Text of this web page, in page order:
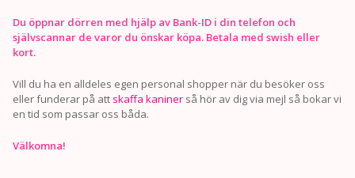
Du öppnar dörren med hjälp av Bank-ID i din telefon och
självscannar de varor du önskar köpa. Betala med swish eller
kort.
Vill du ha en alldeles egen personal shopper när du besöker oss
eller funderar på att skaffa kaniner så hör av dig via mejl så bokar vi
en tid som passar oss båda.
Välkomna!